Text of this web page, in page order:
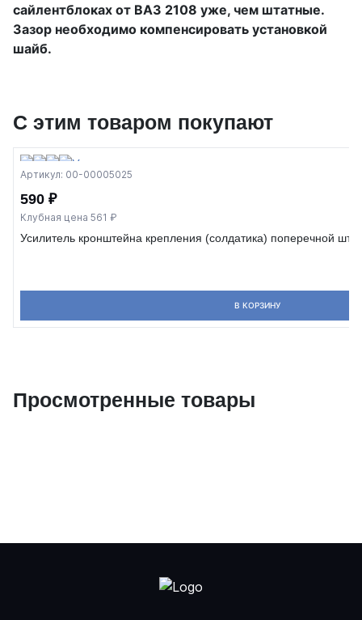
сайлентблоках от ВАЗ 2108 уже, чем штатные.
Зазор необходимо компенсировать установкой
шайб.
С этим товаром покупают
Артикул: 00-00005025
590 ₽
Клубная цена 561 ₽
Усилитель кронштейна крепления (солдатика) поперечной
В КОРЗИНУ
Просмотренные товары